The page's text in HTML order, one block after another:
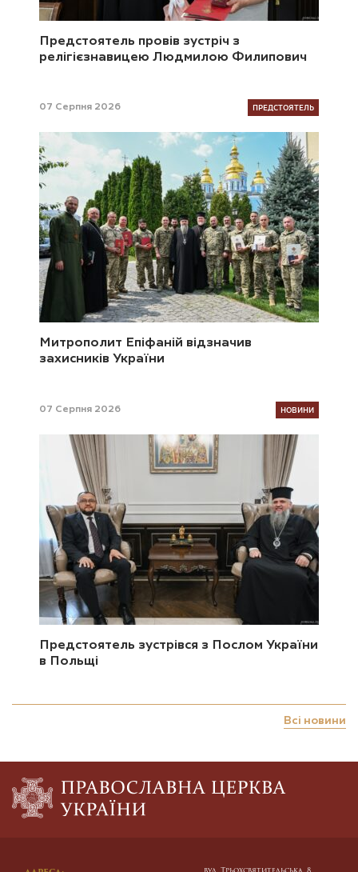
Предстоятель провів зустріч з
релігієзнавицею Людмилою Филипович
07 Серпня 2026 ПРЕДСТОЯТЕЛЬ
Митрополит Епіфаній відзначив
захисників України
07 Серпня 2026 НОВИНИ
Предстоятель зустрівся з Послом України
в Польщі
Всі новини